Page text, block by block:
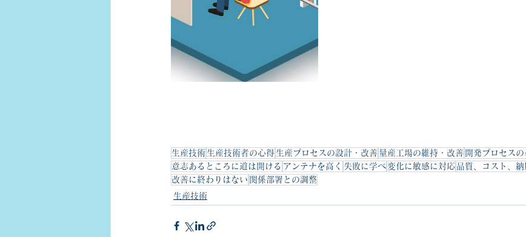
生産技術 生産技術者の心得 生産プロセスの設計・改善 量産工場の維持・改善 開発プロセスの
意志あるところに道は開ける アンテナを高く 失敗に学べ 変化に敏感に対応 品質、コスト、納
改善に終わりはない 関係部署との調整
生産技術